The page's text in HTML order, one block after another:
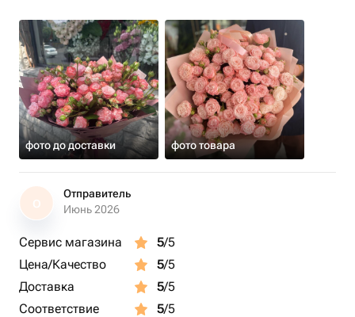
фото до доставки фото товара
О
Отправитель
Июнь 2026
Сервис магазина 5/5
Цена/Качество
5/5
Доставка
5/5
Соответствие
5/5